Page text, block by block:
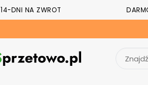
14-DNI NA ZWROT